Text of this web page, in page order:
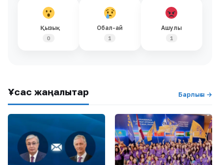
Қызық
0
Обал-ай
1
Ашулы
1
Ұқсас жаңалықтар Барлығы →